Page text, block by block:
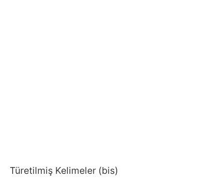
Türetilmiş Kelimeler (bis)